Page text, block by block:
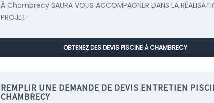
À Chambrecy SAURA VOUS ACCOMPAGNER DANS LA
PROJET.
OBTENEZ DES DEVIS PISCINE À CHAMBRECY
REMPLIR UNE DEMANDE DE DEVIS ENTRETIEN
CHAMBRECY